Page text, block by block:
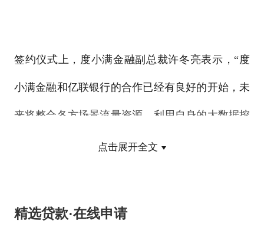
签约仪式上，度小满金融副总裁许冬亮表示，“度
小满金融和亿联银行的合作已经有良好的开始，未
来将整合各方场景流量资源，利用自身的大数据挖
掘优势，以及对于用户风险定价能力，将双方战略
点击展开全文
精选贷款·在线申请